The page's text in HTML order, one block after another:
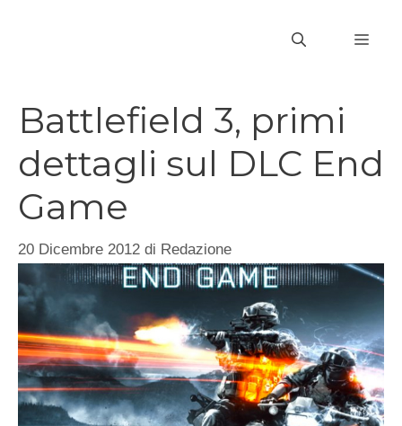
Battlefield 3, primi
dettagli sul DLC End
Game
20 Dicembre 2012 di Redazione